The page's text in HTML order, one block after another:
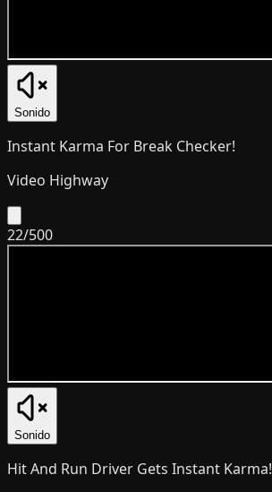
Sonido
Instant Karma For Break Checker!
Video Highway
22/500
Sonido
Hit And Run Driver Gets Instant Karma!